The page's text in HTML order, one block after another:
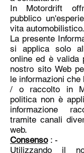
In Motordrift
pubblico
vita automobilistico.
La presente
si applica solo
online ed è valida
nostro sito Web
le informazioni che
/ o raccolto in
politica non è
informazione
tramite canali
web.
Consenso: -
Utilizzando il